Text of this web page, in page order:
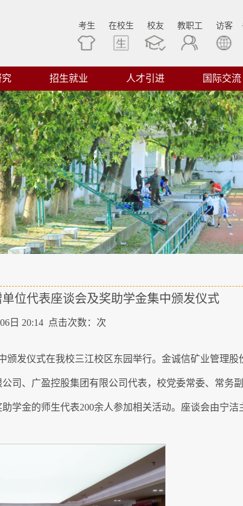
考生 在校生 校友 教职工 访客
招生就业 人才引进 国际交流
位代表座谈会及奖助学金集中颁发仪式
日 20:14 点击次数： 次
发仪式在我校三江校区东园举行。金诚信矿业管理
、广盈控股集团有限公司代表，校党委常委、常务
学金的师生代表200余人参加相关活动。座谈会由宁